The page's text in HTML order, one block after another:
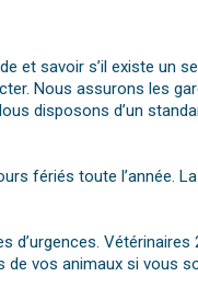
et savoir s’il existe un
Nous assurons les
disposons d’un
fériés toute l’année.
vos animaux si vous